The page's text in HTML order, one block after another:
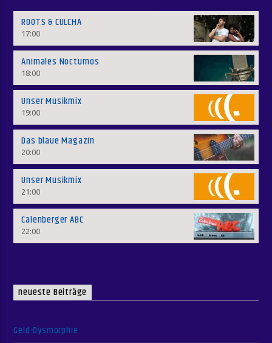
ROOTS & CULCHA
17:00
Animales Nocturnos
18:00
Unser Musikmix
19:00
Das blaue Magazin
20:00
Unser Musikmix
21:00
Calenberger ABC
22:00
neueste Beiträge
Geld-Dysmorphie